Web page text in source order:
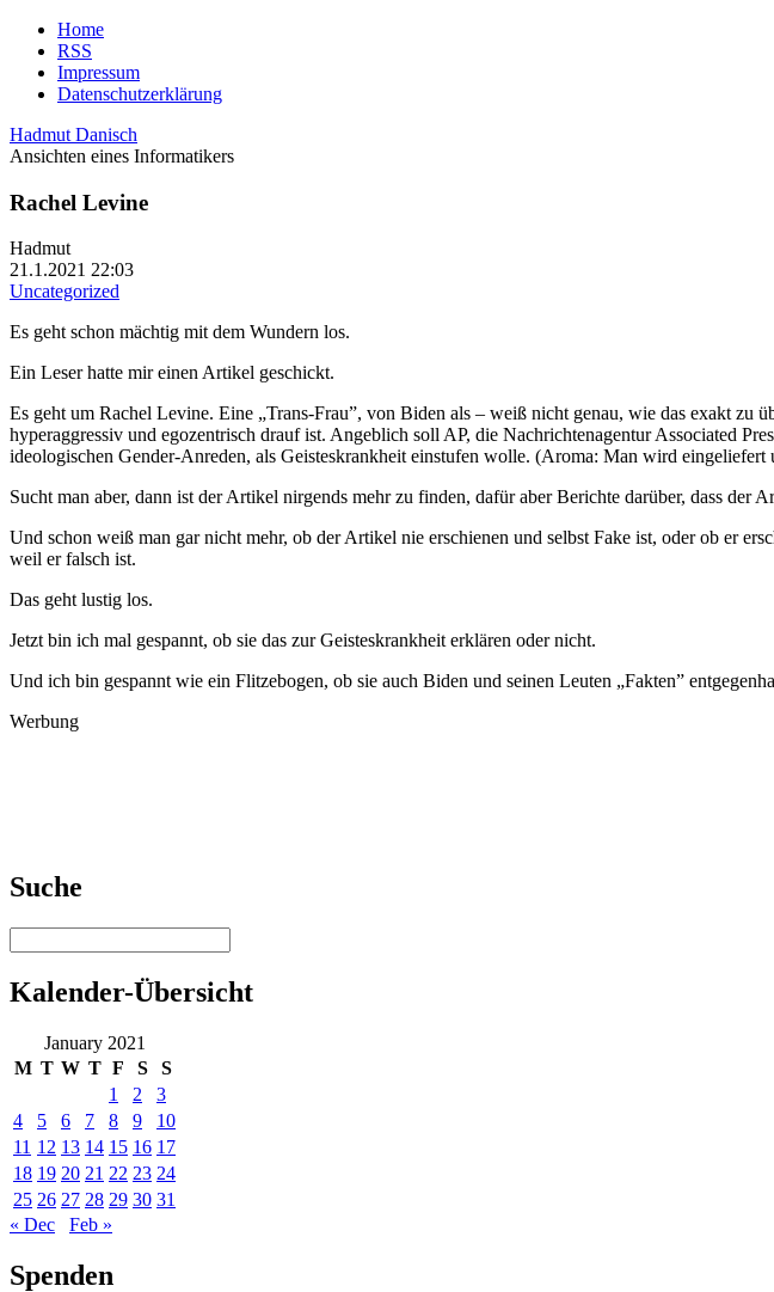
Home
RSS
Impressum
Datenschutzerklärung
Hadmut Danisch
Ansichten eines Informatikers
Rachel Levine
Hadmut
21.1.2021 22:03
Uncategorized
Es geht schon mächtig mit dem Wundern los.
Ein Leser hatte mir einen Artikel geschickt.
Es geht um Rachel Levine. Eine „Trans-Frau”, von Biden als – weiß nicht genau, wie das exakt zu
hyperaggressiv und egozentrisch drauf ist. Angeblich soll AP, die Nachrichtenagentur Associated
ideologischen Gender-Anreden, als Geisteskrankheit einstufen wolle. (Aroma: Man wird eingeliefert
Sucht man aber, dann ist der Artikel nirgends mehr zu finden, dafür aber Berichte darüber, dass der
Und schon weiß man gar nicht mehr, ob der Artikel nie erschienen und selbst Fake ist, oder ob er
weil er falsch ist.
Das geht lustig los.
Jetzt bin ich mal gespannt, ob sie das zur Geisteskrankheit erklären oder nicht.
Und ich bin gespannt wie ein Flitzebogen, ob sie auch Biden und seinen Leuten „Fakten”
Werbung
Suche
Kalender-Übersicht
January 2021
M T W T F S
S
1
2
3
4
5 6 7 8 9
10
11 12 13 14 15 16 17
18 19 20 21 22 23 24
25 26 27 28 29 30 31
« Dec
Feb »
Spenden